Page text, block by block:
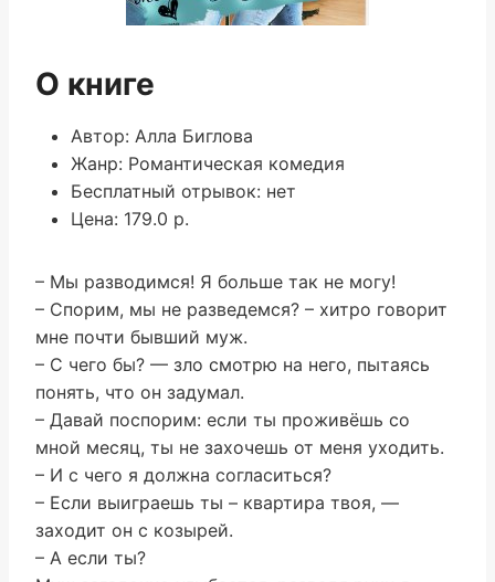
О книге
Автор: Алла Биглова
Жанр: Романтическая комедия
Бесплатный отрывок: нет
Цена: 179.0 р.
– Мы разводимся! Я больше так не могу!
– Спорим, мы не разведемся? – хитро говорит
мне почти бывший муж.
– С чего бы? — зло смотрю на него, пытаясь
понять, что он задумал.
– Давай поспорим: если ты проживёшь со
мной месяц, ты не захочешь от меня уходить.
– И с чего я должна согласиться?
– Если выиграешь ты – квартира твоя, —
заходит он с козырей.
– А если ты?